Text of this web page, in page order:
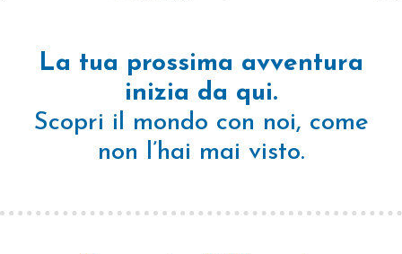
La tua prossima avventura
inizia da qui.
Scopri il mondo con noi, come
non l’hai mai visto.